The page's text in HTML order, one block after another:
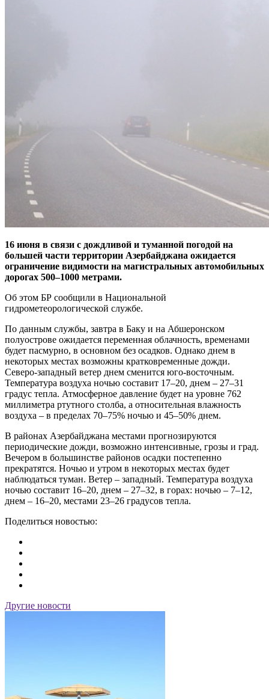
16 июня в связи с дождливой и туманной погодой на
большей части территории Азербайджана ожидается
ограничение видимости на магистральных автомобильных
дорогах 500–1000 метрами.
Об этом БР сообщили в Национальной
гидрометеорологической службе.
По данным службы, завтра в Баку и на Абшеронском
полуострове ожидается переменная облачность, временами
будет пасмурно, в основном без осадков. Однако днем в
некоторых местах возможны кратковременные дожди.
Северо-западный ветер днем сменится юго-восточным.
Температура воздуха ночью составит 17–20, днем – 27–31
градус тепла. Атмосферное давление будет на уровне 762
миллиметра ртутного столба, а относительная влажность
воздуха – в пределах 70–75% ночью и 45–50% днем.
В районах Азербайджана местами прогнозируются
периодические дожди, возможно интенсивные, грозы и град.
Вечером в большинстве районов осадки постепенно
прекратятся. Ночью и утром в некоторых местах будет
наблюдаться туман. Ветер – западный. Температура воздуха
ночью составит 16–20, днем – 27–32, в горах: ночью – 7–12,
днем – 16–20, местами 23–26 градусов тепла.
Поделиться новостью:
Другие новости